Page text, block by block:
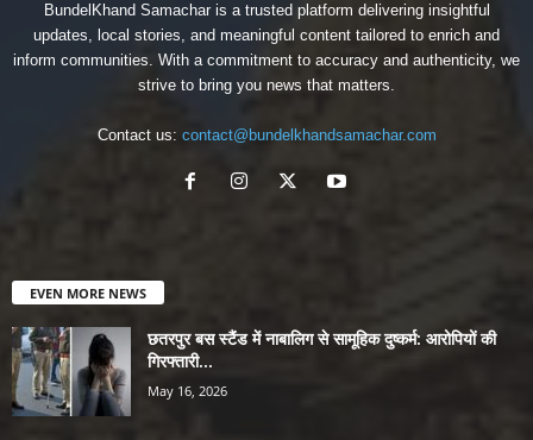
BundelKhand Samachar is a trusted platform delivering insightful
updates, local stories, and meaningful content tailored to enrich and
inform communities. With a commitment to accuracy and authenticity, we
strive to bring you news that matters.
Contact us: contact@bundelkhandsamachar.com
EVEN MORE NEWS
छतरपुर बस स्टैंड में नाबालिग से सामूहिक दुष्कर्म: आरोपियों की
गिरफ्तारी...
May 16, 2026